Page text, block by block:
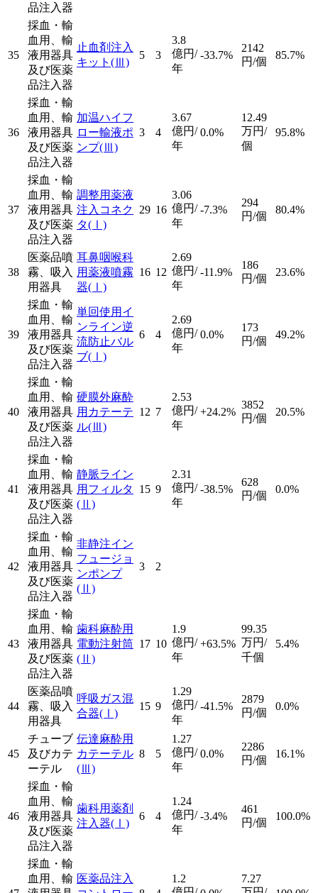
品注入器
35
採血・輸
血用、輸
液用器具
及び医薬
品注入器
止血剤注入
キット (Ⅲ)
5 3
3.8
億円/
年
-33.7%
2142
円/個
85.7%
36
採血・輸
血用、輸
液用器具
及び医薬
品注入器
加温ハイフ
ロー輸液ポ
ンプ(Ⅲ)
3 4
3.67
億円/
年
0.0%
12.49
万円/
個
95.8%
37
採血・輸
血用、輸
液用器具
及び医薬
品注入器
調整用薬液
注入コネク
タ(Ⅰ)
29 16
3.06
億円/
年
-7.3%
294
円/個
80.4%
38
医薬品噴
霧、吸入
用器具
耳鼻咽喉科
用薬液噴霧
器(Ⅰ)
16 12
2.69
億円/
年
-11.9%
186
円/個
23.6%
39
採血・輸
血用、輸
液用器具
及び医薬
品注入器
単回使用イ
ンライン逆
流防止バル
ブ(Ⅰ)
6 4
2.69
億円/
年
0.0%
173
円/個
49.2%
40
採血・輸
血用、輸
液用器具
及び医薬
品注入器
硬膜外麻酔
用カテーテ
ル(Ⅲ)
12 7
2.53
億円/
年
+24.2%
3852
円/個
20.5%
41
採血・輸
血用、輸
液用器具
及び医薬
品注入器
静脈ライン
用フィルタ
(Ⅱ)
15 9
2.31
億円/
年
-38.5%
628
円/個
0.0%
42
採血・輸
血用、輸
液用器具
及び医薬
品注入器
非静注イン
フュージョ
ンポンプ
(Ⅱ)
3 2
43
採血・輸
血用、輸
液用器具
及び医薬
品注入器
歯科麻酔用
電動注射筒
(Ⅱ)
17 10
1.9
億円/
年
+63.5%
99.35
万円/
千個
5.4%
44
医薬品噴
霧、吸入
用器具
呼吸ガス混
合器(Ⅰ)
15 9
1.29
億円/
年
-41.5%
2879
円/個
0.0%
45
チューブ
及びカテ
ーテル
伝達麻酔用
カテーテル
(Ⅲ)
8 5
1.27
億円/
年
0.0%
2286
円/個
16.1%
46
採血・輸
血用、輸
液用器具
及び医薬
品注入器
歯科用薬剤
注入器(Ⅰ)
6 4
1.24
億円/
年
-3.4%
461
円/個
100.0%
採血・輸
血用、輸 医薬品注入
1.2
7.27